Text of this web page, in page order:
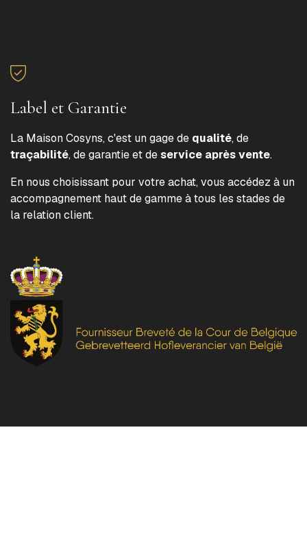
Label et Garantie
La Maison Cosyns, c'est un gage de qualité, de
traçabilité, de garantie et deservice après vente.
En nous choisissant pour votre achat, vous accédez à un
accompagnement haut de gamme à tous les stades de
la relation client.